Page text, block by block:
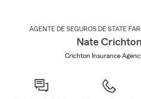
AGENTE DE SEGUROS DE STATE
Nate Crichton
Crichton Insurance